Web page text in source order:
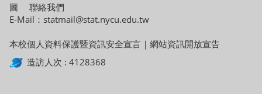
圖
聯絡我們
E-Mail：statmail@stat.nycu.edu.tw
本校個人資料保護暨資訊安全宣言 ｜ 網站資訊開放宣告
造訪人次 : 4128368